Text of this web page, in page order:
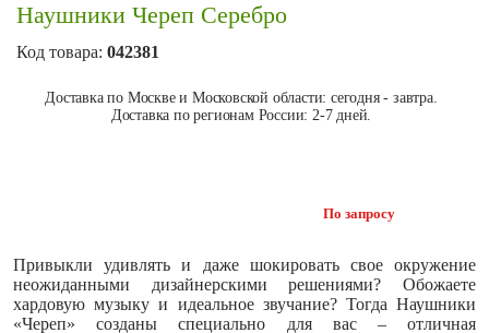
Наушники Череп Серебро
Код товара: 042381
Доставка по Москве и Московской области: сегодня - завтра.
Доставка по регионам России: 2-7 дней.
По запросу
Привыкли удивлять и даже шокировать свое окружение
неожиданными дизайнерскими решениями? Обожаете
хардовую музыку и идеальное звучание? Тогда Наушники
«Череп» созданы специально для вас – отличная